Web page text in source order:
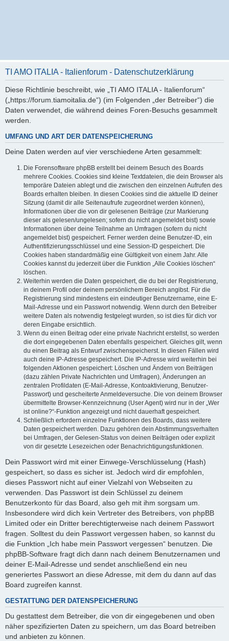
TI AMO ITALIA - Italienforum - Datenschutzerklärung
Diese Richtlinie beschreibt, wie „TI AMO ITALIA - Italienforum“
(„https://forum.tiamoitalia.de“) (im Folgenden „der Betreiber“) die
Daten verwendet, die während deines Foren-Besuchs gesammelt
werden.
UMFANG UND ART DER DATENSPEICHERUNG
Deine Daten werden auf vier verschiedene Arten gesammelt:
Die Forensoftware phpBB erstellt bei deinem Besuch des Boards
mehrere Cookies. Cookies sind kleine Textdateien, die dein Browser als
temporäre Dateien ablegt und die zwischen den einzelnen Aufrufen des
Boards erhalten bleiben. In diesen Cookies sind die aktuelle ID deiner
Sitzung (damit dir alle Seitenaufrufe zugeordnet werden können),
Informationen über die von dir gelesenen Beiträge (zur Markierung
dieser als gelesen/ungelesen; sofern du nicht angemeldet bist) sowie
Informationen über deine Teilnahme an Umfragen (sofern du nicht
angemeldet bist) gespeichert. Ferner werden deine Benutzer-ID, ein
Authentifizierungsschlüssel und eine Session-ID gespeichert. Die
Cookies haben standardmäßig eine Gültigkeit von einem Jahr. Alle
Cookies kannst du jederzeit über die Funktion „Alle Cookies löschen“
löschen.
Weiterhin werden die Daten gespeichert, die du bei der Registrierung,
in deinem Profil oder deinem persönlichem Bereich angibst. Für die
Registrierung sind mindestens ein eindeutiger Benutzername, eine E-
Mail-Adresse und ein Passwort notwendig. Wenn durch den Betreiber
weitere Daten als notwendig festgelegt wurden, so ist dies für dich vor
deren Eingabe ersichtlich.
Wenn du einen Beitrag oder eine private Nachricht erstellst, so werden
die dort eingegebenen Daten ebenfalls gespeichert. Gleiches gilt, wenn
du einen Beitrag als Entwurf zwischenspeicherst. In diesen Fällen wird
auch deine IP-Adresse gespeichert. Die IP-Adresse wird weiterhin bei
folgenden Aktionen gespeichert: Löschen und Ändern von Beiträgen
(dazu zählen Private Nachrichten und Umfragen), Änderungen an
zentralen Profildaten (E-Mail-Adresse, Kontoaktivierung, Benutzer-
Passwort) und gescheiterte Anmeldeversuche. Die von deinem Browser
übermittelte Browser-Kennzeichnung (User Agent) wird nur in der „Wer
ist online?“-Funktion angezeigt und nicht dauerhaft gespeichert.
Schließlich erfordern einzelne Funktionen des Boards, dass weitere
Daten gespeichert werden. Dazu gehören dein Abstimmungsverhalten
bei Umfragen, der Gelesen-Status von deinen Beiträgen oder explizit
von dir gesetzte Lesezeichen oder Benachrichtigungsfunktionen.
Dein Passwort wird mit einer Einwege-Verschlüsselung (Hash)
gespeichert, so dass es sicher ist. Jedoch wird dir empfohlen,
dieses Passwort nicht auf einer Vielzahl von Webseiten zu
verwenden. Das Passwort ist dein Schlüssel zu deinem
Benutzerkonto für das Board, also geh mit ihm sorgsam um.
Insbesondere wird dich kein Vertreter des Betreibers, von phpBB
Limited oder ein Dritter berechtigterweise nach deinem Passwort
fragen. Solltest du dein Passwort vergessen haben, so kannst du
die Funktion „Ich habe mein Passwort vergessen“ benutzen. Die
phpBB-Software fragt dich dann nach deinem Benutzernamen und
deiner E-Mail-Adresse und sendet anschließend ein neu
generiertes Passwort an diese Adresse, mit dem du dann auf das
Board zugreifen kannst.
GESTATTUNG DER DATENSPEICHERUNG
Du gestattest dem Betreiber, die von dir eingegebenen und oben
näher spezifizierten Daten zu speichern, um das Board betreiben
und anbieten zu können.